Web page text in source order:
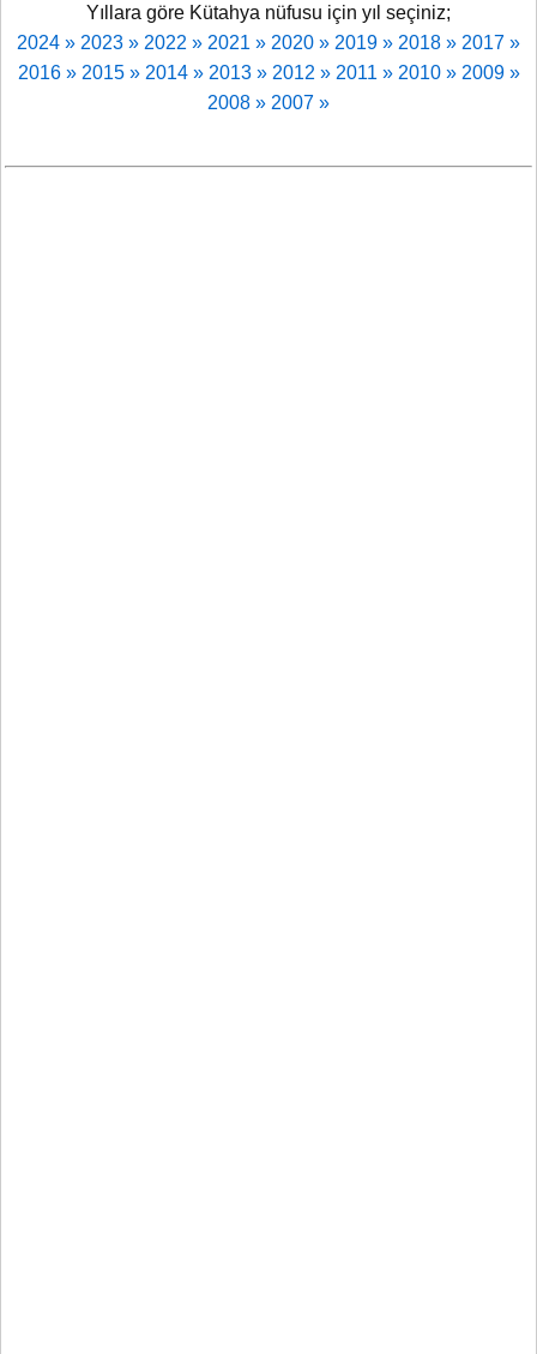
Yıllara göre Kütahya nüfusu için yıl seçiniz;
2024 » 2023 » 2022 » 2021 » 2020 » 2019 » 2018 » 2017 »
2016 » 2015 » 2014 » 2013 » 2012 » 2011 » 2010 » 2009 »
2008 » 2007 »